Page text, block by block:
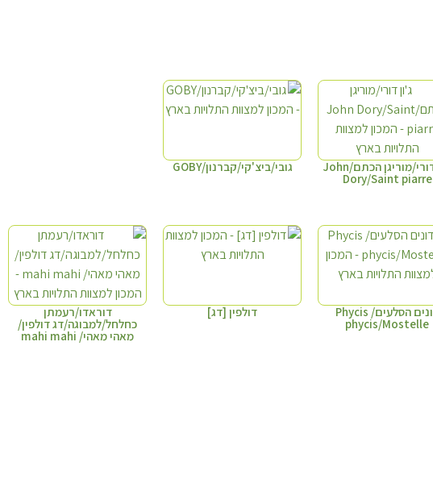
ג'ון דורי/מוריגן הכתם/John
Dory/Saint piarre
גובי/ביצ'קי/קברנון/GOBY
דונים הסלעים/ Phycis
phycis/Mostelle
דולפין [דג] דוראדו/רעמתן
כחלחל/למבוגה/דג דולפין/
מאהי מאהי/ mahi mahi